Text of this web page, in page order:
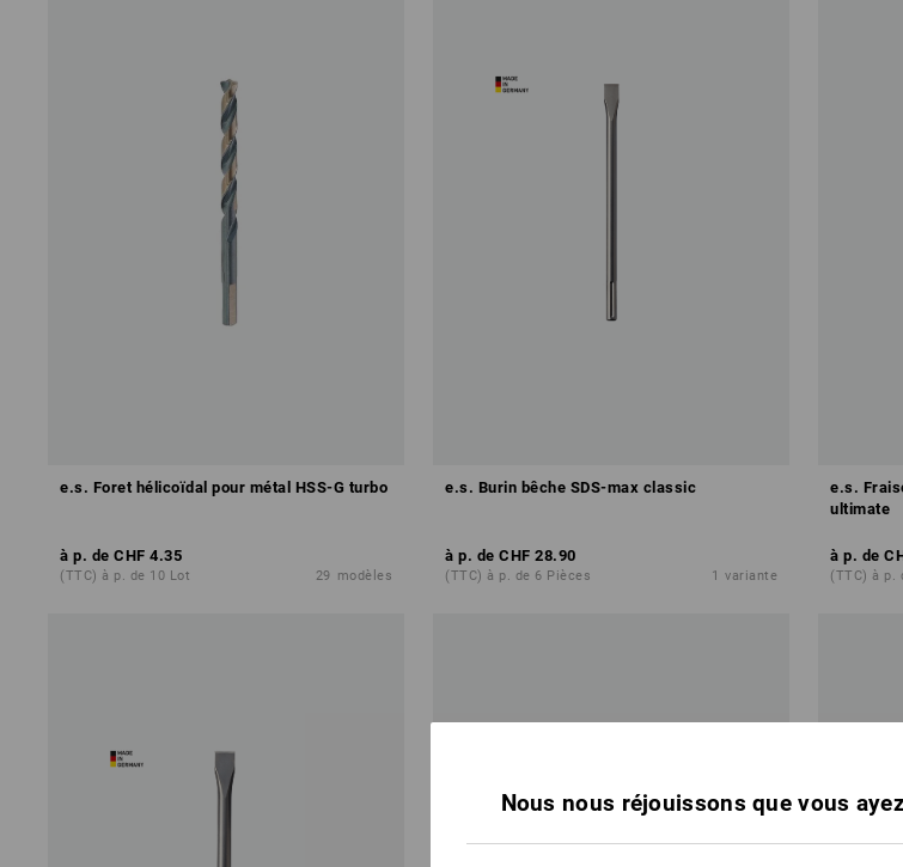
e.s. Foret hélicoïdal pour métal HSS-G turbo
à p. de CHF 4.35
(TTC) à p. de 10 Lot 29 modèles
e.s. Burin bêche SDS-max classic
à p. de CHF 28.90
(TTC) à p. de 6 Pièces 1 variante
e.s.
ultimate
à p. de
(TTC) à p.
Nous nous réjouissons que vous